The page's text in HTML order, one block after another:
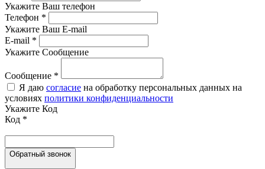
Укажите Ваш телефон
Телефон *
Укажите Ваш E-mail
E-mail *
Укажите Сообщение
Сообщение *
Я даю согласие на обработку персональных данных на
условиях политики конфиденциальности
Укажите Код
Код *
Обратный звонок